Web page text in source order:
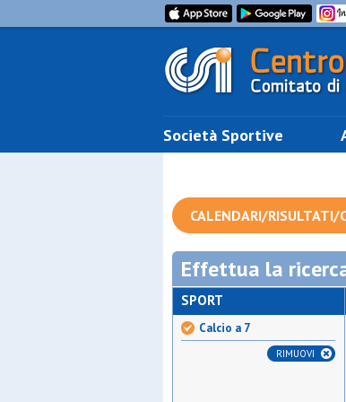
Società Sportive
CALENDARI/RISULTATI/
Effettua la
SPORT
Calcio a 7
RIMUOVI